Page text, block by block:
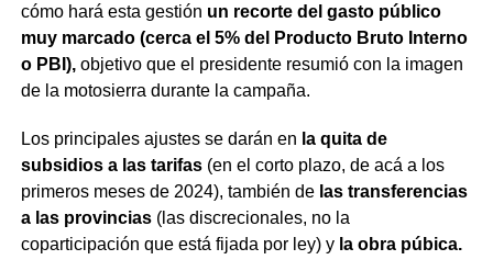
cómo hará esta gestión un recorte del gasto público
muy marcado (cerca el 5% del Producto Bruto Interno
o PBI),objetivo que el presidente resumió con la imagen
de la motosierra durante la campaña.
Los principales ajustes se darán en la quita de
subsidios a las tarifas(en el corto plazo, de acá a los
primeros meses de 2024), también de las transferencias
a las provincias(las discrecionales, no la
coparticipación que está fijada por ley) y la obra púbica.